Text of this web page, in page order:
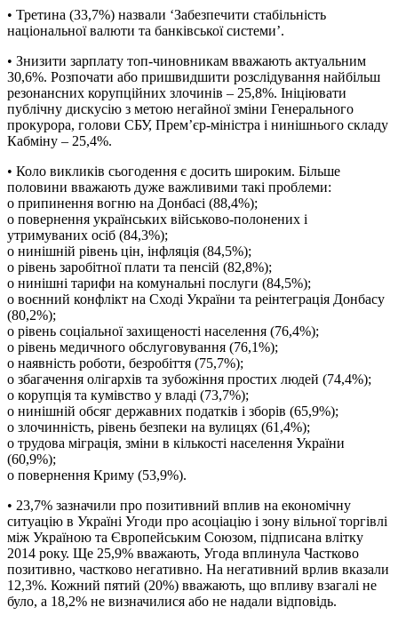
• Третина (33,7%) назвали ‘Забезпечити стабільність
національної валюти та банківської системи’.
• Знизити зарплату топ-чиновникам вважають актуальним
30,6%. Розпочати або пришвидшити розслідування найбільш
резонансних корупційних злочинів – 25,8%. Ініціювати
публічну дискусію з метою негайної зміни Генерального
прокурора, голови СБУ, Прем’єр-міністра і нинішнього складу
Кабміну – 25,4%.
• Коло викликів сьогодення є досить широким. Більше
половини вважають дуже важливими такі проблеми:
o припинення вогню на Донбасі (88,4%);
o повернення українських військово-полонених і
утримуваних осіб (84,3%);
o нинішній рівень цін, інфляція (84,5%);
o рівень заробітної плати та пенсій (82,8%);
o нинішні тарифи на комунальні послуги (84,5%);
o воєнний конфлікт на Сході України та реінтеграція Донбасу
(80,2%);
o рівень соціальної захищеності населення (76,4%);
o рівень медичного обслуговування (76,1%);
o наявність роботи, безробіття (75,7%);
o збагачення олігархів та зубожіння простих людей (74,4%);
o корупція та кумівство у владі (73,7%);
o нинішній обсяг державних податків і зборів (65,9%);
o злочинність, рівень безпеки на вулицях (61,4%);
o трудова міграція, зміни в кількості населення України
(60,9%);
o повернення Криму (53,9%).
• 23,7% зазначили про позитивний вплив на економічну
ситуацію в Україні Угоди про асоціацію і зону вільної торгівлі
між Україною та Європейським Союзом, підписана влітку
2014 року. Ще 25,9% вважають, Угода вплинула Частково
позитивно, частково негативно. На негативний врлив вказали
12,3%. Кожний пятий (20%) вважають, що впливу взагалі не
було, а 18,2% не визначилися або не надали відповідь.